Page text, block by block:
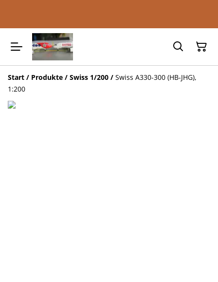
Start / Produkte / Swiss 1/200 / Swiss A330-300 (HB-JHG),
1:200